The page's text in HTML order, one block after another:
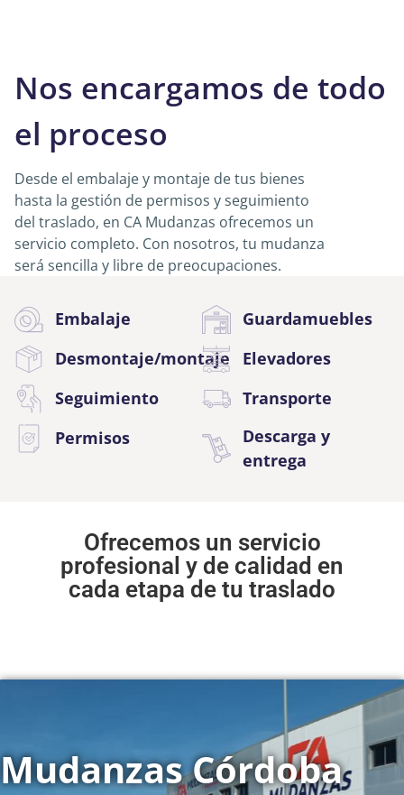
Nos encargamos de todo
el proceso
Desde el embalaje y montaje de tus bienes
hasta la gestión de permisos y seguimiento
del traslado, en CA Mudanzas ofrecemos un
servicio completo. Con nosotros, tu mudanza
será sencilla y libre de preocupaciones.
Embalaje
Desmontaje/montaje
Seguimiento
Permisos
Guardamuebles
Elevadores
Transporte
Descarga y
entrega
Ofrecemos un servicio
profesional y de calidad en
cada etapa de tu traslado
Mudanzas Córdoba